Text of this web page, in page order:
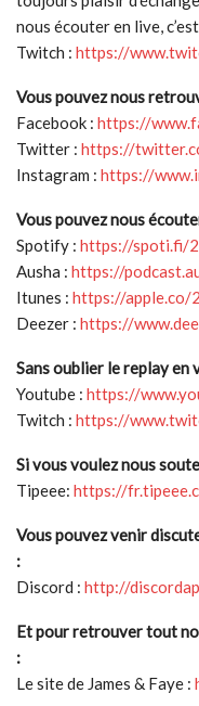
nous écouter en live,
Twitch : https://
Vous pouvez nous
Facebook : https://
Twitter : https://
Instagram : https://
Vous pouvez nous
Spotify : https://spoti.fi/
Ausha : https://
Itunes : https://apple.co/
Deezer : https://
Sans oublier le replay en
Youtube : https://
Twitch : https://
Si vous voulez nous
Tipeee: https://
Vous pouvez venir
:
Discord : http://
Et pour retrouver tout
:
Le site de James & Faye :